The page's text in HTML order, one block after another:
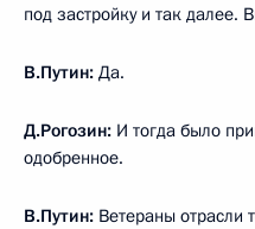
под застройку и так далее.
В.Путин: Да.
Д.Рогозин: И тогда было
одобренное.
В.Путин: Ветераны отрасли